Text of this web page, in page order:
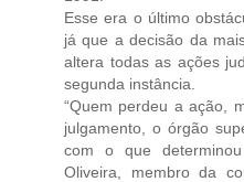
Esse era o último
já que a decisão da
altera todas as ações
segunda instância.
“Quem perdeu a ação,
julgamento, o órgão
com o que
Oliveira, membro da